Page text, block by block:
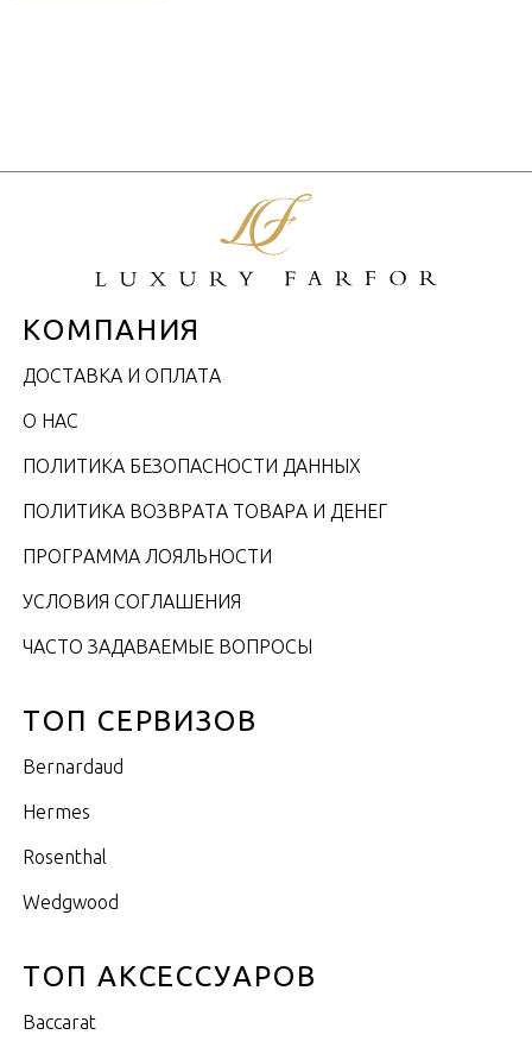
КОМПАНИЯ
ДОСТАВКА И ОПЛАТА
О НАС
ПОЛИТИКА БЕЗОПАСНОСТИ ДАННЫХ
ПОЛИТИКА ВОЗВРАТА ТОВАРА И ДЕНЕГ
ПРОГРАММА ЛОЯЛЬНОСТИ
УСЛОВИЯ СОГЛАШЕНИЯ
ЧАСТО ЗАДАВАЕМЫЕ ВОПРОСЫ
ТОП СЕРВИЗОВ
Bernardaud
Hermes
Rosenthal
Wedgwood
ТОП АКСЕССУАРОВ
Baccarat